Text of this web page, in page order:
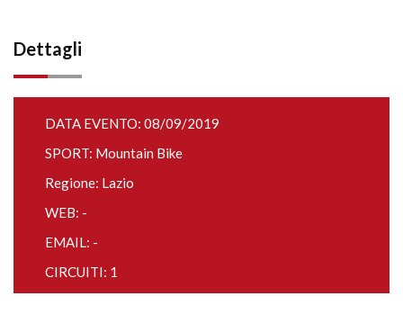
Dettagli
DATA EVENTO: 08/09/2019
SPORT: Mountain Bike
Regione: Lazio
WEB: -
EMAIL: -
CIRCUITI: 1